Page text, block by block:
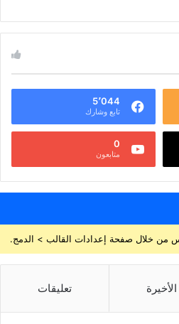
5٬044
تابع وشارك
0
متابعون
الأخيرة تعليقات